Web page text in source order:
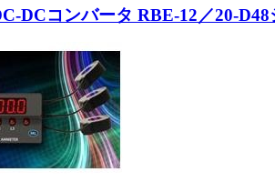
DCコンバータ RBE-12／20-D48